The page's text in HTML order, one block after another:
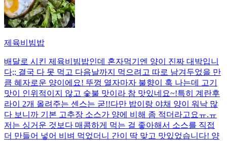
제육비빔밥
배달로 시킨 제육비빔밥인데 혼자먹기엔 양이 진짜 대박입니
다;; 결국 다 못 먹고 다음날까지 먹으려고 따로 남겨두었을 만
큼 혜자로운 양이에요! 뚜껑 열자마자 불향이 훅 나는데 고기
맛이 인위적이지 않고 숯불 맛이라 참 맛있네요~!특히 계란후
라이 2개 올려주는 센스는 굳!! ​다만 밥이랑 야채 양이 워낙 많
다 보니까 기본 고추장 소스가 양에 비해 좀 적더라고요ㅠ.ㅠ
저는 싱거운 것보다 매콤하게 먹는 걸 좋아해서 소스를 직접
더 만들어 넣어 비벼 먹었더니 간이 딱 맞고 맛있었습니다! 양